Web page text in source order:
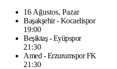
16 Ağustos, Pazar
Başakşehir - Kocaelispor
19:00
Beşiktaş - Eyüpspor
21:30
Amed - Erzurumspor FK
21:30